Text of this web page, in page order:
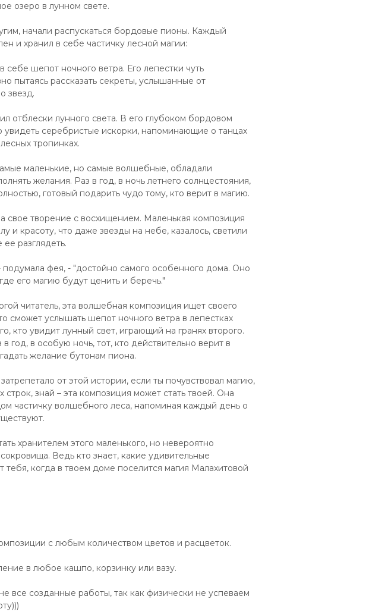
озеро в лунном свете.
начали распускаться бордовые пионы. Каждый
и хранил в себе частичку лесной магии:
себе шепот ночного ветра. Его лепестки чуть
пытаясь рассказать секреты, услышанные от
звезд.
отблески лунного света. В его глубоком бордовом
серебристые искорки, напоминающие о танцах
тропинках.
маленькие, но самые волшебные, обладали
желания. Раз в год, в ночь летнего солнцестояния,
готовый подарить чудо тому, кто верит в магию.
свое творение с восхищением. Маленькая композиция
и красоту, что даже звезды на небе, казалось, светили
разглядеть.
подумала фея, - "достойно самого особенного дома. Оно
его магию будут ценить и беречь."
читатель, эта волшебная композиция ищет своего
сможет услышать шепот ночного ветра в лепестках
кто увидит лунный свет, играющий на гранях второго.
год, в особую ночь, тот, кто действительно верит в
желание бутонам пиона.
от этой истории, если ты почувствовал магию,
строк, знай – эта композиция может стать твоей. Она
частичку волшебного леса, напоминая каждый день о
хранителем этого маленького, но невероятно
Ведь кто знает, какие удивительные
тебя, когда в твоем доме поселится магия Малахитовой
с любым количеством цветов и расцветок.
в любое кашпо, корзинку или вазу.
все созданные работы, так как физически не успеваем